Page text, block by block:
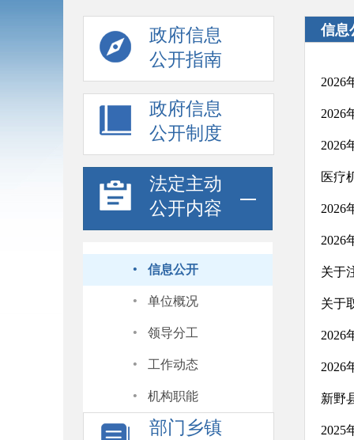
政府信息
公开指南
政府信息
公开制度
法定主动
公开内容
· 信息公开
· 单位概况
· 领导分工
· 工作动态
· 机构职能
部门乡镇
信息
2026
2026
2026
医疗
2026
关于
2026
2026
新野
2025